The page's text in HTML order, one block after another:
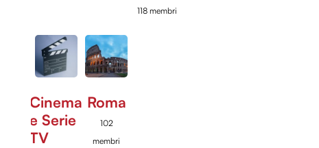
118 membri
Cinema
e Serie
TV
Roma
102
membri